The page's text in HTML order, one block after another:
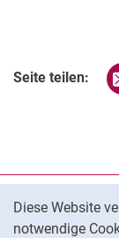
Diese Website
notwendige
Seite teilen:
Datenschutz
Impressum